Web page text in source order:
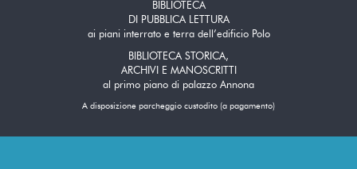
BIBLIOTECA
DI PUBBLICA LETTURA
ai piani interrato e terra dell’edificio Polo
BIBLIOTECA STORICA,
ARCHIVI E MANOSCRITTI
al primo piano di palazzo Annona
A disposizione parcheggio custodito (a pagamento)